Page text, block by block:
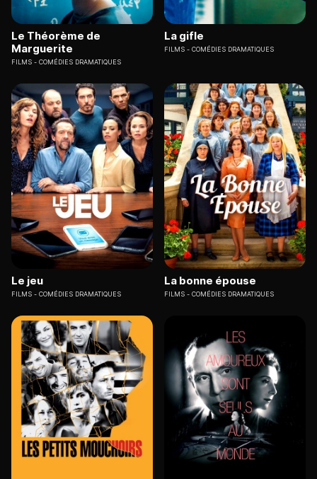
Le Théorème de
Marguerite
FILMS COMÉDIES DRAMATIQUES
La gifle
FILMS COMÉDIES DRAMATIQUES
Le jeu
FILMS COMÉDIES DRAMATIQUES
La bonne épouse
FILMS COMÉDIES DRAMATIQUES